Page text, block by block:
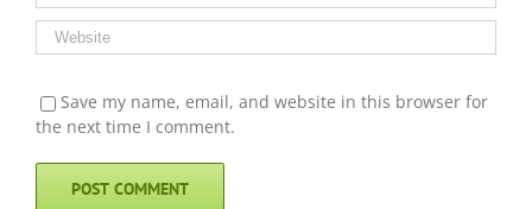
Save my name, email, and website in this browser for
the next time I comment.